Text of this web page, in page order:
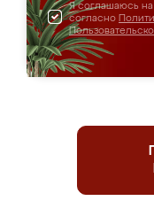
Я соглашаюсь
согласно